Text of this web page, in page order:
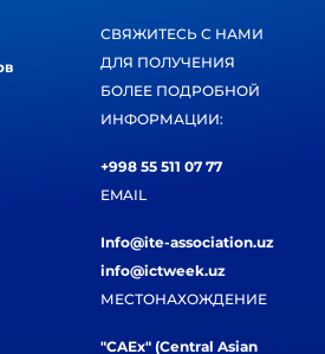
СВЯЖИТЕСЬ С НАМИ
ДЛЯ ПОЛУЧЕНИЯ
БОЛЕЕ ПОДРОБНОЙ
ИНФОРМАЦИИ:
+998 55 511 07 77
EMAIL
Info@ite-association.uz
info@ictweek.uz
МЕСТОНАХОЖДЕНИЕ
"CAEx" (Central Asian